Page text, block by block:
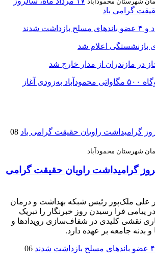
گرامی باد
بازنشستگی اعلام شد
فاز نخست نیروگاه ۵۰۰ مگاواتی محمودآباد به‌زودی آغاز
08
شهرستان محمودآباد
گرامیداشت راویان حقیقت گرامی
علی ملک‌پور رئیس شبکه بهداشت و درمان
پیامی فرا رسیدن روز خبرنگار را تبریک
نقشی کلیدی در شفاف‌سازی رویدادها و
و بدنه جامعه بر عهده دارد.
06